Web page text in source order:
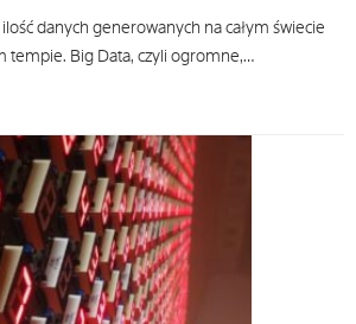
danych generowanych na całym świecie
tempie. Big Data, czyli ogromne,…